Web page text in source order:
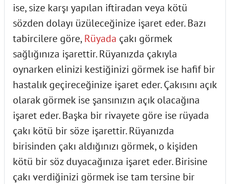
ise, size karşı yapılan iftiradan veya kötü
sözden dolayı üzüleceğinize işaret eder. Bazı
tabircilere göre,Rüyada çakı görmek
sağlığınıza işarettir. Rüyanızda çakıyla
oynarken elinizi kestiğinizi görmek ise hafif bir
hastalık geçireceğinize işaret eder. Çakısını açık
olarak görmek ise şansınızın açık olacağına
işaret eder. Başka bir rivayete göre ise rüyada
çakı kötü bir söze işarettir. Rüyanızda
birisinden çakı aldığınızı görmek, o kişiden
kötü bir söz duyacağınıza işaret eder. Birisine
çakı verdiğinizi görmek ise tam tersine bir